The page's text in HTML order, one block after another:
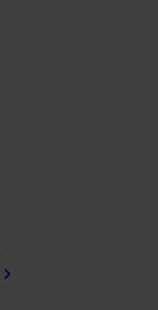
chevron_right